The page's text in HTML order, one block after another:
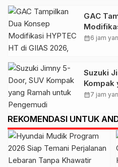
GAC
2026,
calendar_month6 jam
Suzuki
Kompak
calendar_month7 jam
REKOMENDASI UNTUK